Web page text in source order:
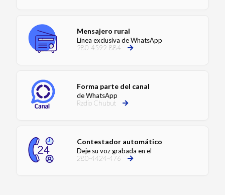
Mensajero rural
Línea exclusiva de WhatsApp
280-4592-884
Forma parte del canal
de WhatsApp
Radio Chubut
Contestador automático
Deje su voz grabada en el
280-4424-476